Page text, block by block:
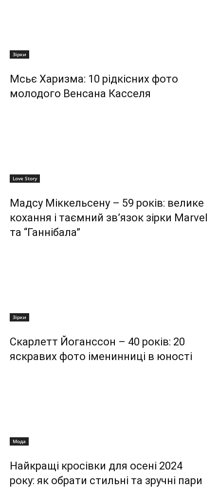
Зірки
Мсьє Харизма: 10 рідкісних фото
молодого Венсана Касселя
Love Story
Мадсу Міккельсену – 59 років: велике
кохання і таємний зв’язок зірки Marvel
та “Ганнібала”
Зірки
Скарлетт Йоганссон – 40 років: 20
яскравих фото іменинниці в юності
Мода
Найкращі кросівки для осені 2024
року: як обрати стильні та зручні пари